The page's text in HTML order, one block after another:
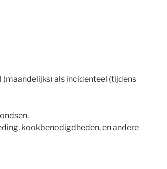
als incidenteel (tijdens
kookbenodigdheden, en andere